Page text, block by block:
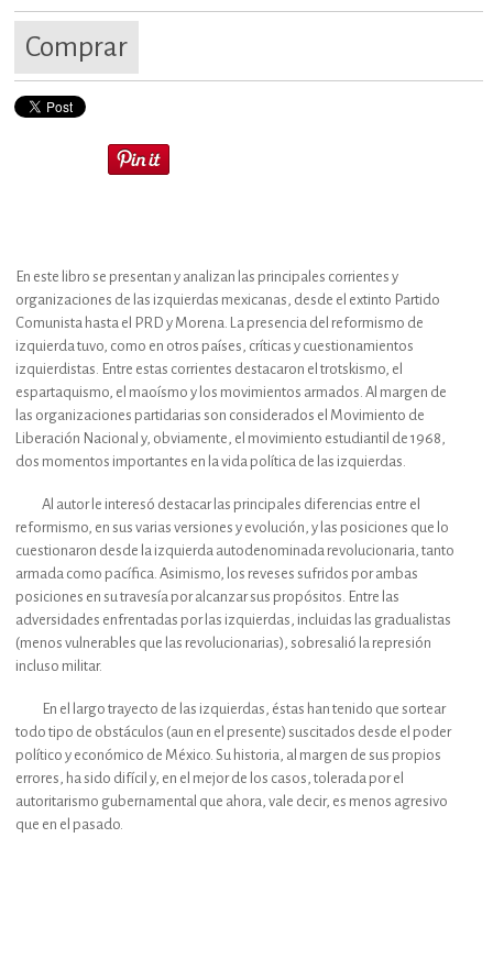
Comprar
En este libro se presentan y analizan las principales corrientes y
organizaciones de las izquierdas mexicanas, desde el extinto Partido
Comunista hasta el PRD y Morena. La presencia del reformismo de
izquierda tuvo, como en otros países, críticas y cuestionamientos
izquierdistas. Entre estas corrientes destacaron el trotskismo, el
espartaquismo, el maoísmo y los movimientos armados. Al margen de
las organizaciones partidarias son considerados el Movimiento de
Liberación Nacional y, obviamente, el movimiento estudiantil de 1968,
dos momentos importantes en la vida política de las izquierdas.
Al autor le interesó destacar las principales diferencias entre el
reformismo, en sus varias versiones y evolución, y las posiciones que lo
cuestionaron desde la izquierda autodenominada revolucionaria, tanto
armada como pacífica. Asimismo, los reveses sufridos por ambas
posiciones en su travesía por alcanzar sus propósitos. Entre las
adversidades enfrentadas por las izquierdas, incluidas las gradualistas
(menos vulnerables que las revolucionarias), sobresalió la represión
incluso militar.
En el largo trayecto de las izquierdas, éstas han tenido que sortear
todo tipo de obstáculos (aun en el presente) suscitados desde el poder
político y económico de México. Su historia, al margen de sus propios
errores, ha sido difícil y, en el mejor de los casos, tolerada por el
autoritarismo gubernamental que ahora, vale decir, es menos agresivo
que en el pasado.